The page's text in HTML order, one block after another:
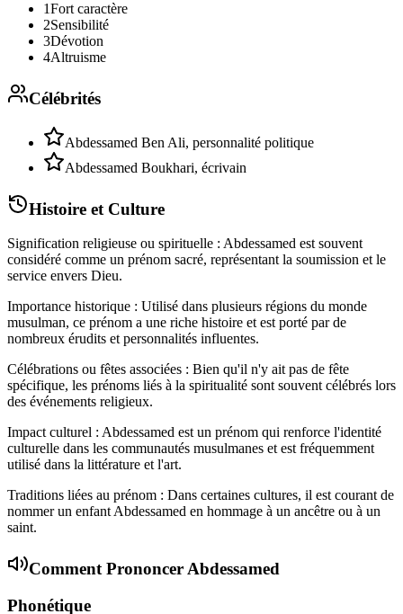
1Fort caractère
2Sensibilité
3Dévotion
4Altruisme
Célébrités
Abdessamed Ben Ali, personnalité politique
Abdessamed Boukhari, écrivain
Histoire et Culture
Signification religieuse ou spirituelle : Abdessamed est souvent
considéré comme un prénom sacré, représentant la soumission et le
service envers Dieu.
Importance historique : Utilisé dans plusieurs régions du monde
musulman, ce prénom a une riche histoire et est porté par de
nombreux érudits et personnalités influentes.
Célébrations ou fêtes associées : Bien qu'il n'y ait pas de fête
spécifique, les prénoms liés à la spiritualité sont souvent célébrés lors
des événements religieux.
Impact culturel : Abdessamed est un prénom qui renforce l'identité
culturelle dans les communautés musulmanes et est fréquemment
utilisé dans la littérature et l'art.
Traditions liées au prénom : Dans certaines cultures, il est courant de
nommer un enfant Abdessamed en hommage à un ancêtre ou à un
saint.
Comment Prononcer Abdessamed
Phonétique